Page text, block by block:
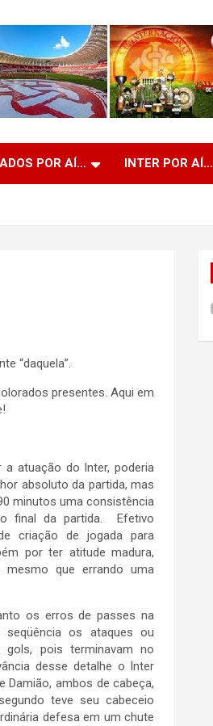
POR AÍ… INTER POR AÍ…
“daquela”.
presentes. Aqui em
atuação do Inter, poderia
absoluto da partida, mas
minutos uma consistência
final da partida. Efetivo
criação de jogada para
por ter atitude madura,
que errando uma
os erros de passes na
os ataques ou
gols, pois terminavam no
desse detalhe o Inter
Damião, ambos de cabeça,
teve seu cabeceio
defesa em um chute